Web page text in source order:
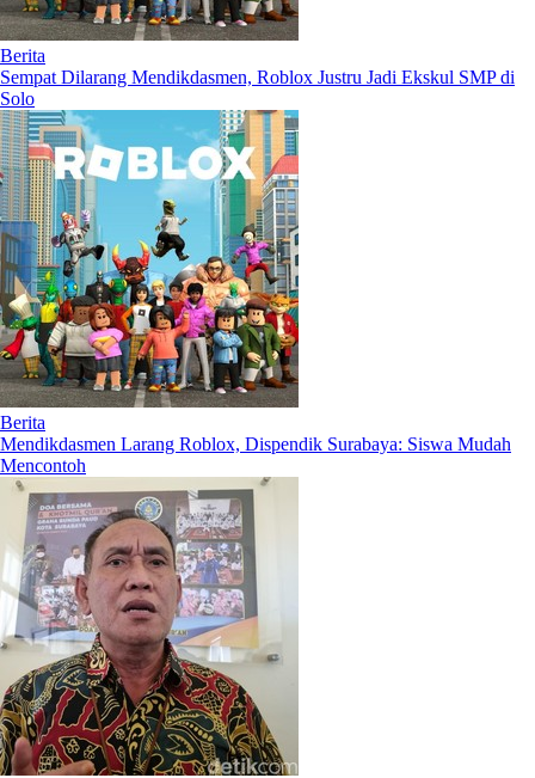
Berita
Sempat Dilarang Mendikdasmen, Roblox Justru Jadi Ekskul SMP di
Solo
Berita
Mendikdasmen Larang Roblox, Dispendik Surabaya: Siswa Mudah
Mencontoh